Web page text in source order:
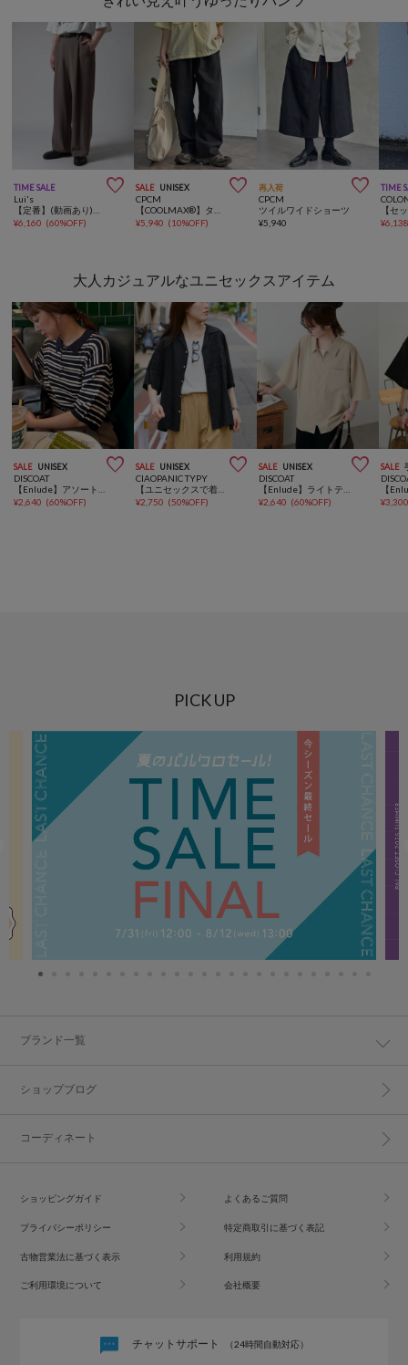
TIME SALE 
Lui's
¥6,160 (60%OFF)
SALE UNISEX 
CPCM
¥5,940 (10%OFF)
再入荷 
CPCM
ツイルワイドショーツ
¥5,940
TIME
¥
大人カジュアルなユニセックスアイテム
SALE UNISEX 
DISCOAT
¥2,640 (60%OFF)
SALE UNISEX 
CIAOPANIC TYPY
¥2,750 (50%OFF)
SALE UNISEX 
DISCOAT
¥2,640 (60%OFF)
SALE
¥
PICK UP
ブランド一覧
ショップブログ
コーディネート
ショッピングガイド よくあるご質問
プライバシーポリシー 特定商取引に基づく表記
古物営業法に基づく表示 利用規約
ご利用環境について 会社概要
チャットサポート （24時間自動対応）